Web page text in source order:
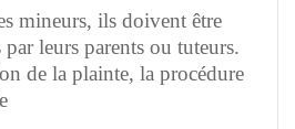
mineurs, ils doivent être
par leurs parents ou tuteurs.
de la plainte, la procédure